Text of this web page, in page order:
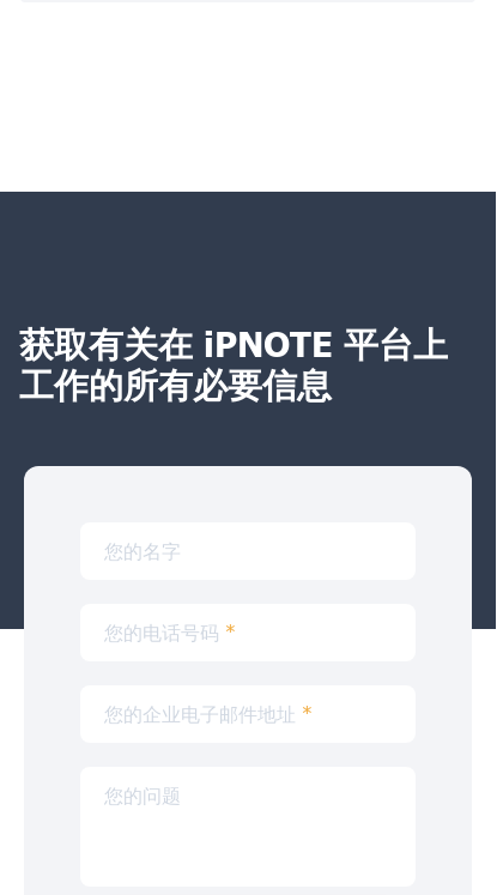
获取有关在 iPNOTE 平台上
工作的所有必要信息
您的名字
您的电话号码 *
您的企业电子邮件地址 *
您的问题